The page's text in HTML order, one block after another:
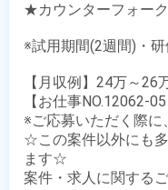
★カウンターフォー
※試用期間(2週間)・
【月収例】24万～26
【お仕事NO.12062-05
※ご応募いただく際に
☆この案件以外にも
ます☆
案件・求人に関する